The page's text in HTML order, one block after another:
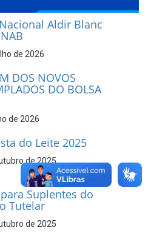
Aldir Blanc
de 2026
DOS NOVOS
DO BOLSA
de 2026
do Leite 2025
de 2025
Suplentes do
Tutelar
de 2025